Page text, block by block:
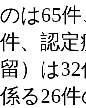
のは65
件、認
留）は
係る26